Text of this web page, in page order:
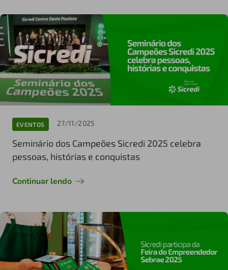
EVENTOS 27/11/2025
Seminário dos Campeões Sicredi 2025 celebra
pessoas, histórias e conquistas
Continuar lendo